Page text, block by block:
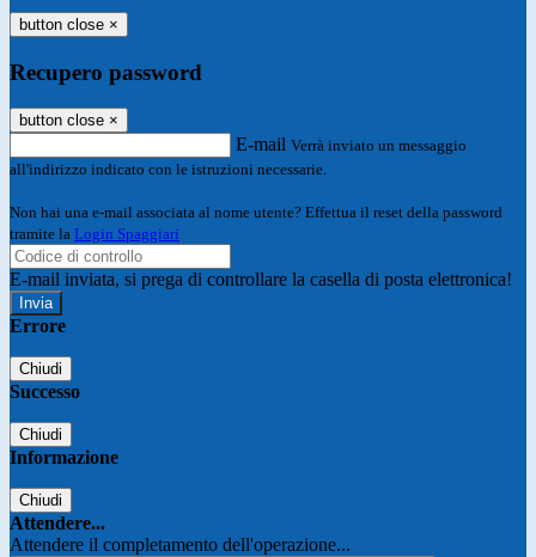
button close ×
Recupero password
button close ×
E-mail Verrà inviato un messaggio
all'indirizzo indicato con le istruzioni necessarie.
Non hai una e-mail associata al nome utente? Effettua il reset della password
tramite la Login Spaggiari
E-mail inviata, si prega di controllare la casella di posta elettronica!
Errore
Chiudi
Successo
Chiudi
Informazione
Chiudi
Attendere...
Attendere il completamento dell'operazione...